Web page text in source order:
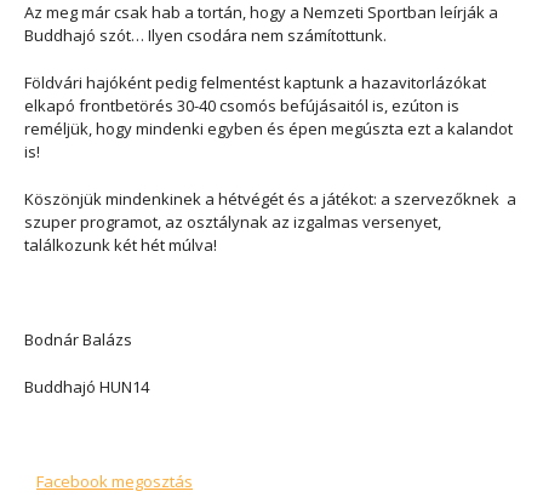
Az meg már csak hab a tortán, hogy a Nemzeti Sportban leírják a
Buddhajó szót… Ilyen csodára nem számítottunk.
Földvári hajóként pedig felmentést kaptunk a hazavitorlázókat
elkapó frontbetörés 30-40 csomós befújásaitól is, ezúton is
reméljük, hogy mindenki egyben és épen megúszta ezt a kalandot
is!
Köszönjük mindenkinek a hétvégét és a játékot: a szervezőknek a
szuper programot, az osztálynak az izgalmas versenyet,
találkozunk két hét múlva!
Bodnár Balázs
Buddhajó HUN14
Facebook megosztás